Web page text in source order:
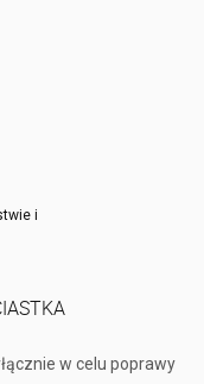
i
w celu poprawy